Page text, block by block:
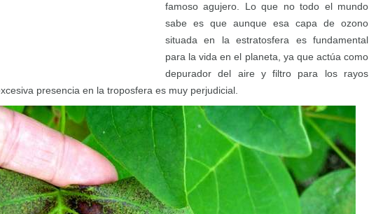
famoso agujero. Lo que no todo el mundo
sabe es que aunque esa capa de ozono
situada en la estratosfera es fundamental
para la vida en el planeta, ya que actúa como
depurador del aire y filtro para los rayos
presencia en la troposfera es muy perjudicial.